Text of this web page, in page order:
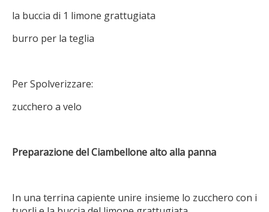
la buccia di 1 limone grattugiata
burro per la teglia
Per Spolverizzare:
zucchero a velo
Preparazione del Ciambellone alto alla panna
In una terrina capiente unire insieme lo zucchero con i